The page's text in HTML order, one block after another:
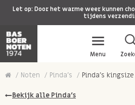
Let op: Door het warme weer kunnen
tijdens
Menu
Noten Pinda's Pinda's
Bekijk alle Pinda's